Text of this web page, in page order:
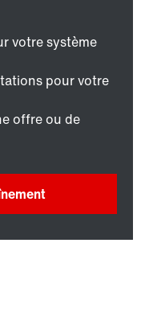
votre système
pour votre
offre ou de